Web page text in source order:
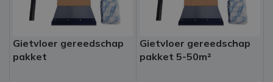
Gietvloer gereedschap
pakket
Gietvloer gereedschap
pakket 5-50m²